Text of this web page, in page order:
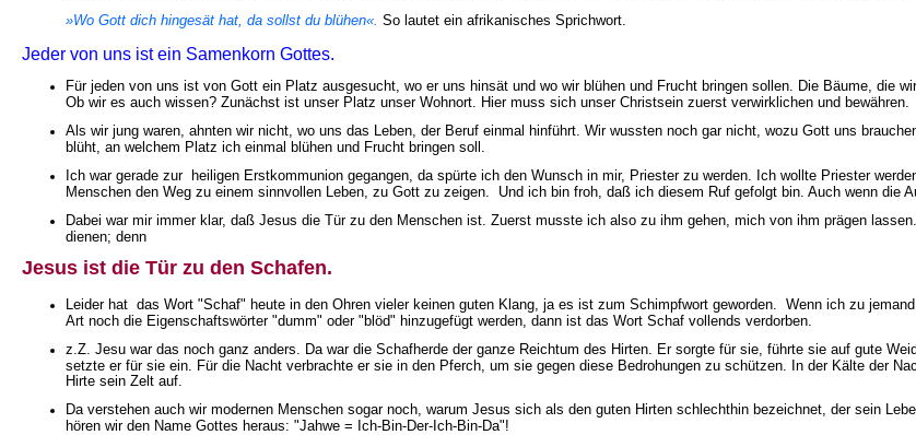
»Wo Gott dich hingesät hat, da sollst du blühen«. So lautet ein afrikanisches Sprichwort.
Jeder von uns ist ein Samenkorn Gottes.
Für jeden von uns ist von Gott ein Platz ausgesucht, wo er uns hinsät und wo wir blühen und Frucht bringen sollen. Die Bäume, die
Ob wir es auch wissen? Zunächst ist unser Platz unser Wohnort. Hier muss sich unser Christsein zuerst verwirklichen und bewähren.
Als wir jung waren, ahnten wir nicht, wo uns das Leben, der Beruf einmal hinführt. Wir wussten noch gar nicht, wozu Gott uns
blüht, an welchem Platz ich einmal blühen und Frucht bringen soll.
Ich war gerade zur heiligen Erstkommunion gegangen, da spürte ich den Wunsch in mir, Priester zu werden. Ich wollte Priester
Menschen den Weg zu einem sinnvollen Leben, zu Gott zu zeigen. Und ich bin froh, daß ich diesem Ruf gefolgt bin. Auch wenn die
Dabei war mir immer klar, daß Jesus die Tür zu den Menschen ist. Zuerst musste ich also zu ihm gehen, mich von ihm prägen
dienen; denn
Jesus ist die Tür zu den Schafen.
Leider hat das Wort "Schaf" heute in den Ohren vieler keinen guten Klang, ja es ist zum Schimpfwort geworden. Wenn ich zu
Art noch die Eigenschaftswörter "dumm" oder "blöd" hinzugefügt werden, dann ist das Wort Schaf vollends verdorben.
z.Z. Jesu war das noch ganz anders. Da war die Schafherde der ganze Reichtum des Hirten. Er sorgte für sie, führte sie auf gute
setzte er für sie ein. Für die Nacht verbrachte er sie in den Pferch, um sie gegen diese Bedrohungen zu schützen. In der Kälte der
Hirte sein Zelt auf.
Da verstehen auch wir modernen Menschen sogar noch, warum Jesus sich als den guten Hirten schlechthin bezeichnet, der sein
hören wir den Name Gottes heraus: "Jahwe = Ich-Bin-Der-Ich-Bin-Da"!